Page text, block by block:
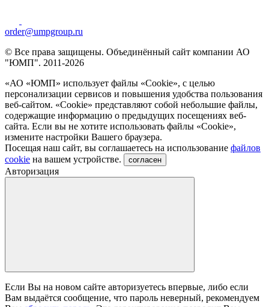
order@umpgroup.ru
© Все права защищены. Объединённый сайт компании АО
"ЮМП". 2011-2026
«АО «ЮМП» использует файлы «Сookie», с целью
персонализации сервисов и повышения удобства пользования
веб-сайтом. «Cookie» представляют собой небольшие файлы,
содержащие информацию о предыдущих посещениях веб-
сайта. Если вы не хотите использовать файлы «Сookie»,
измените настройки Вашего браузера.
Посещая наш сайт, вы соглашаетесь на использование файлов
cookie на вашем устройстве. согласен
Авторизация
Если Вы на новом сайте авторизуетесь впервые, либо если
Вам выдаётся сообщение, что пароль неверный, рекомендуем